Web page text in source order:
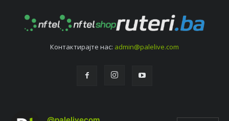
Контактирајтe нас: admin@palelive.com